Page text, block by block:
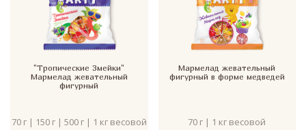
"Тропические Змейки"
Мармелад жевательный
фигурный
70 г | 150 г | 500 г | 1 кг весовой
Мармелад жевательный
фигурный в форме медведей
70 г | 1 кг весовой